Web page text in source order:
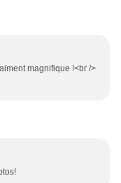
magnifique !<br />